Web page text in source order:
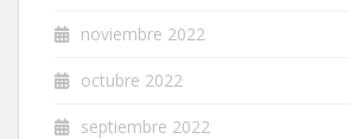
noviembre 2022
octubre 2022
septiembre 2022